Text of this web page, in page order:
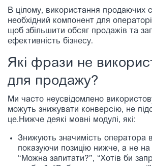
В цілому, використання продаючих
необхідний компонент для
щоб збільшити обсяг продажів та
ефективність бізнесу.
Які фрази не
для продажу?
Ми часто неусвідомлено
можуть знижувати конверсію, не
це.Нижче деякі мовні модулі, які:
Знижують значимість оператора
показуючи позицію нижче, а не на
“Можна запитати?”, “Хотів би